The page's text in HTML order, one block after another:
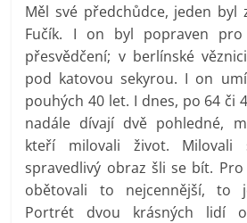
Měl své předchůdce, jeden byl
Fučík. I on byl popraven pro
přesvědčení; v berlínské
pod katovou sekyrou. I on
pouhých 40 let. I dnes, po 64 či
nadále dívají dvě pohledné,
kteří milovali život.
spravedlivý obraz šli se bít.
obětovali to nejcennější, to
Portrét dvou krásných lidí